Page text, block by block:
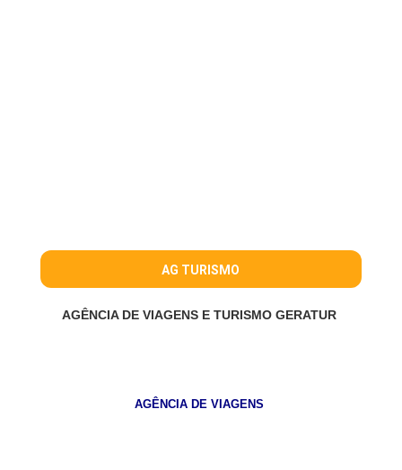
AG TURISMO
AGÊNCIA DE VIAGENS E TURISMO GERATUR
AGÊNCIA DE VIAGENS